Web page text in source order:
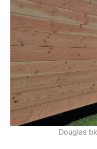
Douglas